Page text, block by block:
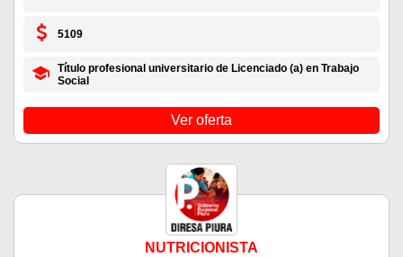
5109
Título profesional universitario de Licenciado (a) en Trabajo
Social
Ver oferta
NUTRICIONISTA